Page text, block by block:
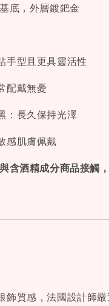
底，外層鍍鈀金
手型且更具靈活性
配戴無憂
：長久保持光澤
感肌膚佩戴
含酒精成分商品接觸
飾質感，法國設計師